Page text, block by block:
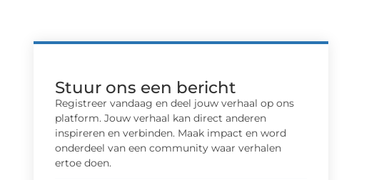
Stuur ons een bericht
Registreer vandaag en deel jouw verhaal op ons
platform. Jouw verhaal kan direct anderen
inspireren en verbinden. Maak impact en word
onderdeel van een community waar verhalen
ertoe doen.